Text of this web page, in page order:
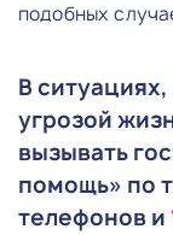
подобных
В
угрозой
вызывать
помощь» по
телефонов и